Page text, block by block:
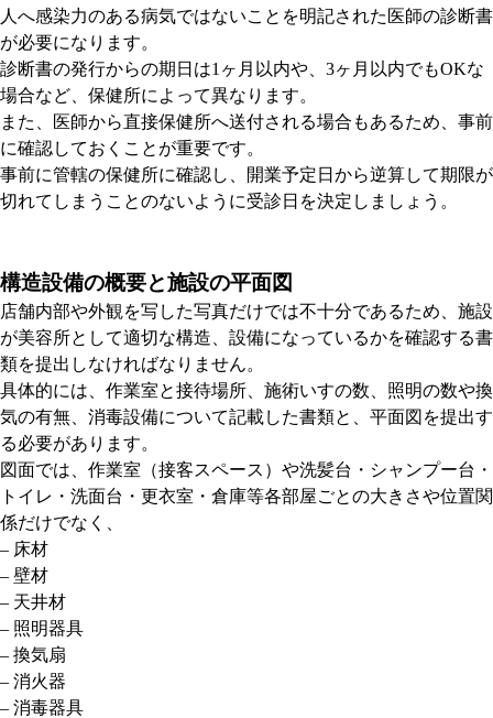
人へ感染力のある病気ではないことを明記された医師の診断書
が必要になります。
診断書の発行からの期日は1ヶ月以内や、3ヶ月以内でもOKな
場合など、保健所によって異なります。
また、医師から直接保健所へ送付される場合もあるため、事前
に確認しておくことが重要です。
事前に管轄の保健所に確認し、開業予定日から逆算して期限が
切れてしまうことのないように受診日を決定しましょう。
構造設備の概要と施設の平面図
店舗内部や外観を写した写真だけでは不十分であるため、施設
が美容所として適切な構造、設備になっているかを確認する書
類を提出しなければなりません。
具体的には、作業室と接待場所、施術いすの数、照明の数や換
気の有無、消毒設備について記載した書類と、平面図を提出す
る必要があります。
図面では、作業室（接客スペース）や洗髪台・シャンプー台・
トイレ・洗面台・更衣室・倉庫等各部屋ごとの大きさや位置関
係だけでなく、
– 床材
– 壁材
– 天井材
– 照明器具
– 換気扇
– 消火器
– 消毒器具